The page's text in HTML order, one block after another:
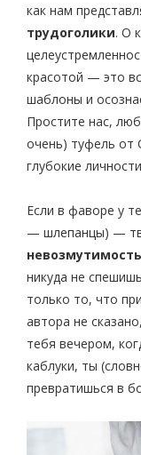
как нам
трудоголики. О
красотой — это
шаблоны и
Простите нас,
очень) туфель от
глубокие
Если в фаворе у
— шлепанцы) —
никуда не
только то, что
автора не
тебя вечером,
каблуки, ты
превратишься в